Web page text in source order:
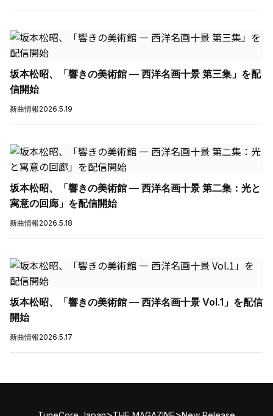
坂本松昭、「響きの美術館 — 西洋名画十景 第三集」を配
信開始
新曲情報2026.5.19
坂本松昭、「響きの美術館 — 西洋名画十景 第二集：光と
寓意の回廊」を配信開始
新曲情報2026.5.18
坂本松昭、「響きの美術館 — 西洋名画十景 Vol.1」を配信
開始
新曲情報2026.5.17